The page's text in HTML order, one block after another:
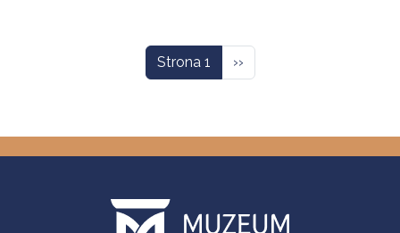
Strona 1 Następna strona
››